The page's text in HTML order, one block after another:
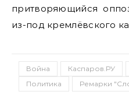
притворяющийся
из-под кремлёвского
Война Каспаров.РУ
Политика
Ремарки